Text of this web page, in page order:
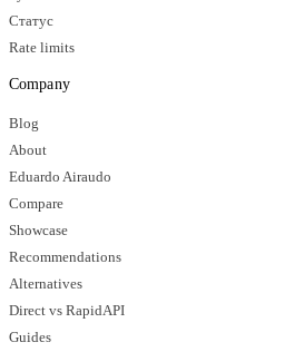
Статус
Rate limits
Company
Blog
About
Eduardo Airaudo
Compare
Showcase
Recommendations
Alternatives
Direct vs RapidAPI
Guides